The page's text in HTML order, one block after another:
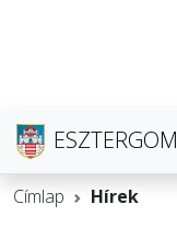
ESZTERGOM
Címlap Hírek